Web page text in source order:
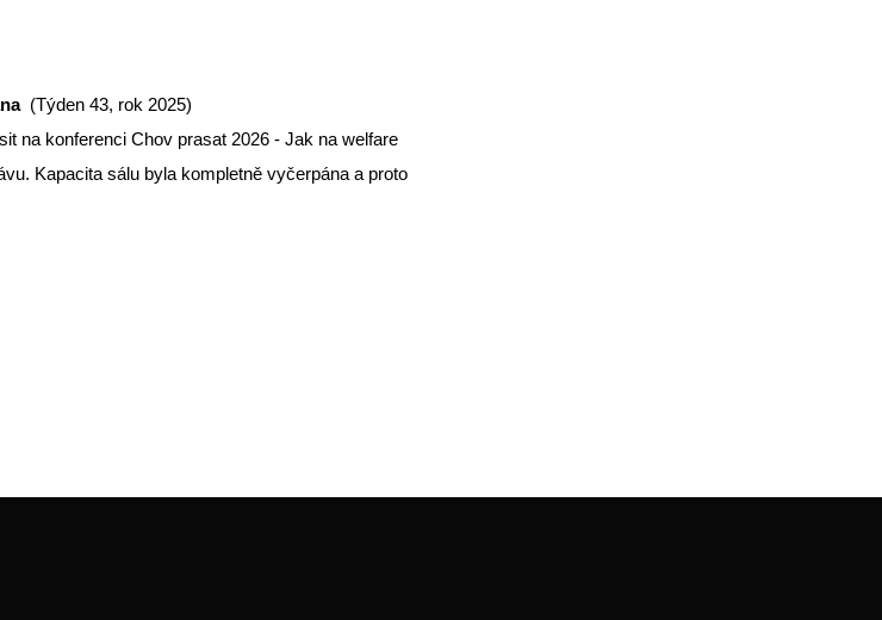
(Týden 43, rok 2025)
na konferenci Chov prasat 2026 - Jak na welfare
Kapacita sálu byla kompletně vyčerpána a proto